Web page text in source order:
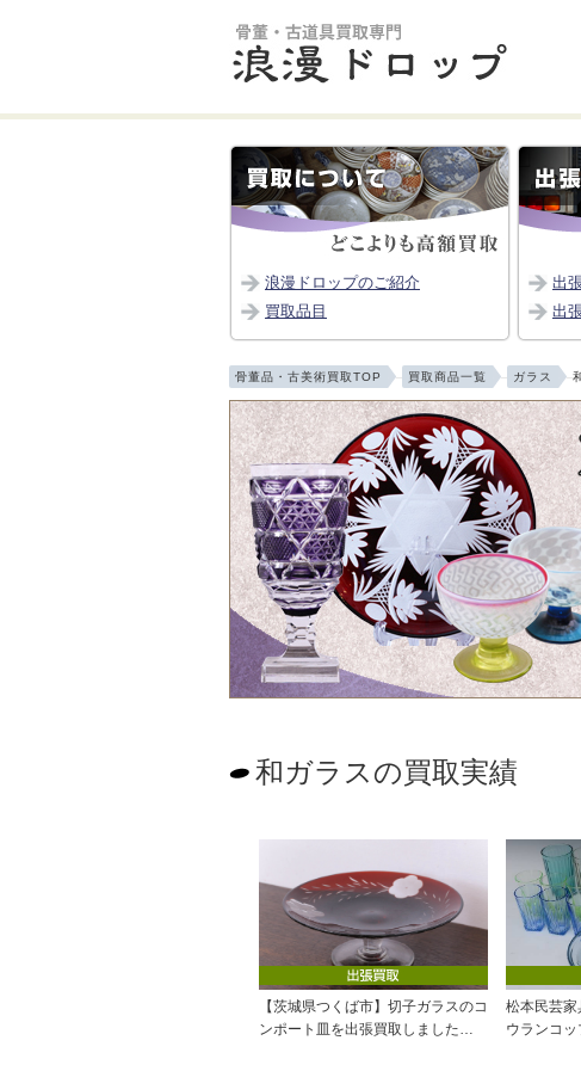
浪漫ドロップのご紹介
買取品目
出
出
骨董品・古美術買取TOP 買取商品一覧 ガラス
和ガラスの買取実績
【茨城県つくば市】切子ガラスのコ
ンポート皿を出張買取しました…
松本民芸
ウランコ